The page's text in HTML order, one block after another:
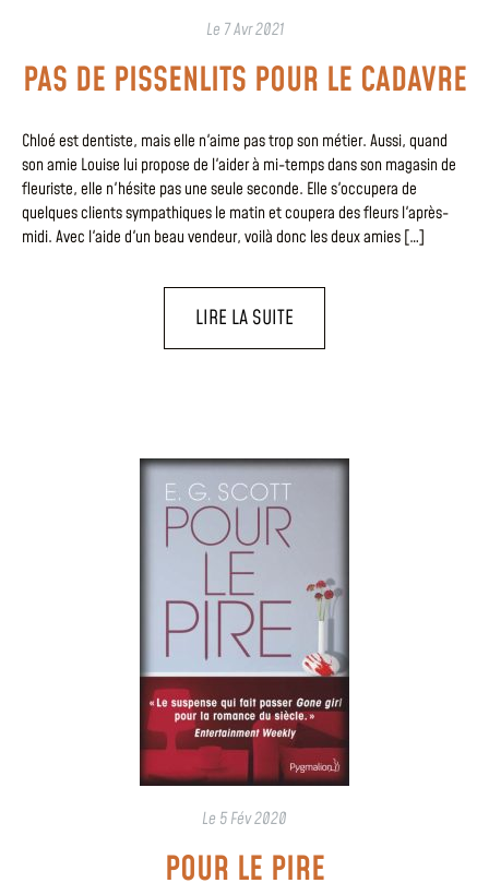
Le 7 Avr 2021
PAS DE PISSENLITS POUR LE CADAVRE
Chloé est dentiste, mais elle n'aime pas trop son métier. Aussi, quand
son amie Louise lui propose de l'aider à mi-temps dans son magasin de
fleuriste, elle n'hésite pas une seule seconde. Elle s'occupera de
quelques clients sympathiques le matin et coupera des fleurs l'après-
midi. Avec l'aide d'un beau vendeur, voilà donc les deux amies […]
LIRE LA SUITE
Le 5 Fév 2020
POUR LE PIRE